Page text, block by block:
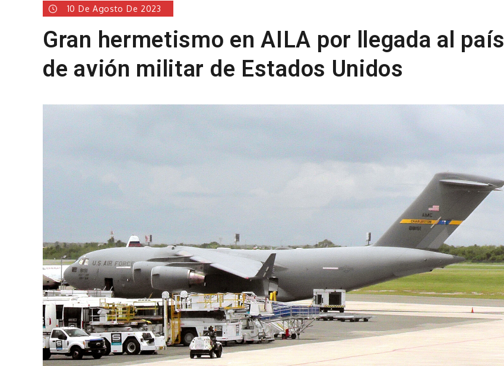
10 De Agosto De 2023
Gran hermetismo en AILA por llegada al país
de avión militar de Estados Unidos